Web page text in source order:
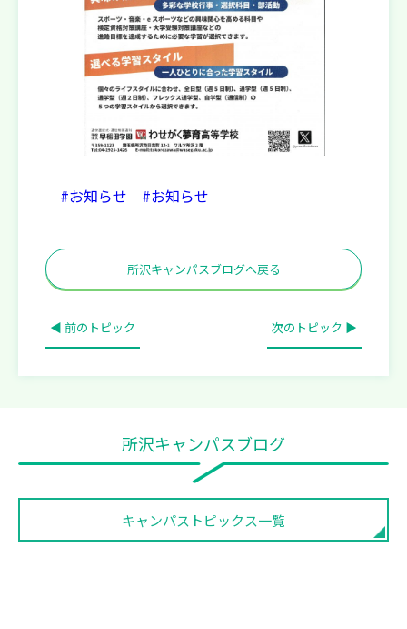
#お知らせ #お知らせ
所沢キャンパスブログへ戻る
◀ 前のトピック 次のトピック ▶
所沢キャンパスブログ
キャンパストピックス一覧